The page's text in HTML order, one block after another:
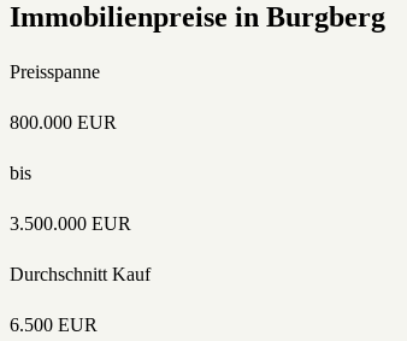
Immobilienpreise in Burgberg
Preisspanne
800.000 EUR
bis
3.500.000 EUR
Durchschnitt Kauf
6.500 EUR